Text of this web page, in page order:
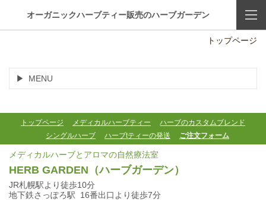
オーガニックハーブティー販売のハーブガーデン
トップページ
MENU
トップページ メディカルハーブティー
ハーブのカスタムブレンド
シングルハーブ
ハーブtティーの発送 ご注文フォーム
メディカルハーブとアロマの自然療法室
HERB GARDEN （ハーブガーデン）
JR札幌駅より徒歩10分
地下鉄さっぽろ駅 16番出口より徒歩7分